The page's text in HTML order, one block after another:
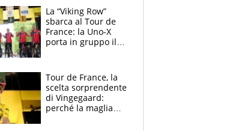
mirino
La “Viking Row”
sbarca al Tour de
France: la Uno-X
porta in gruppo il
compagni
Tour de France, la
scelta sorprendente
di Vingegaard:
perché la maglia